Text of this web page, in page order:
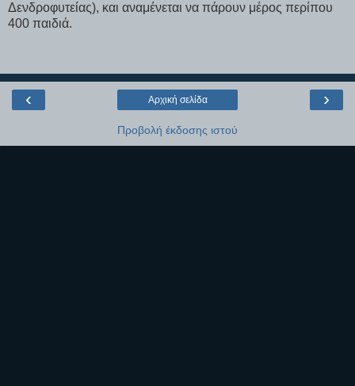
Δενδροφυτείας), και αναμένεται να πάρουν μέρος περίπου
400 παιδιά.
‹ ›
Αρχική σελίδα
Προβολή έκδοσης ιστού